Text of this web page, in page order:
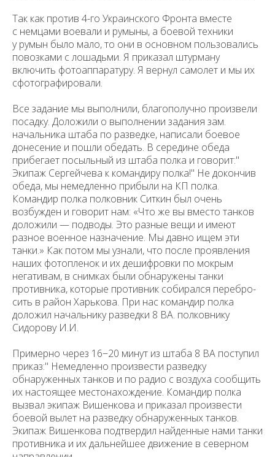
Так как против 4-го Украинского Фронта вместе
с немцами воевали и румыны, а боевой техники
у румын было мало, то они в основном поль­зовались
повозками с лошадьми. Я приказал штурману
включить фотоаппаратуру. Я вернул самолет и мы их
сфотографировали.
Все задание мы выполнили, благополучно произвели
посадку. Доло­жили о выполнении задания зам.
начальника штаба по разведке, написали боевое
донесение и пошли обедать. В середине обеда
прибегает посыльный из штаба полка и говорит:"
Экипаж Сергейчева к командиру полка!" Не докончив
обеда, мы немедленно прибыли на КП полка.
Командир полка пол­ковник Ситкин был очень
возбужден и говорит нам: «Что же вы вместо танков
доложили — подводы. Это разные вещи и имеют
разное военное назначение. Мы давно ищем эти
танки.» Как потом мы узнали, что после проявления
наших фотопленок и их дешифровки по мокрым
негативам, в снимках были обнаружены танки
противника, которые противник собирался перебро­
сить в район Харькова. При нас командир полка
доложил начальнику раз­ведки 8 ВА. полковнику
Сидорову И.И.
Примерно через 16−20 минут из штаба 8 ВА поступил
приказ:" Немедленно произвести разведку
обнаруженных танков и по радио с воздуха сообщить
их настоящее местонахождение. Командир полка
вызвал экипаж Вишенкова и приказал произвести
боевой вылет на разведку обнаруженных танков.
Экипаж Вишенкова подтвердил найденные нами танки
противника и их дальнейшее движение в северном